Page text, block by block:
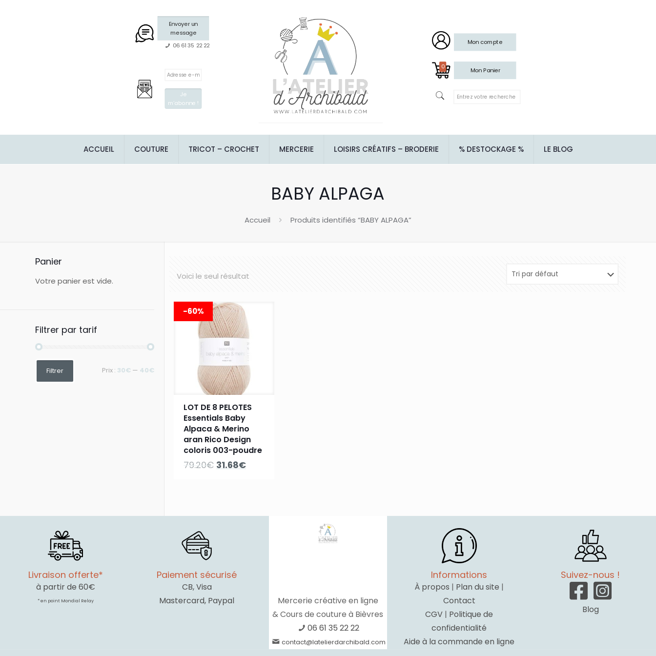
Envoyer un
message
06 61 35 22 22
Mon compte
0 Mon Panier
ACCUEIL COUTURE TRICOT – CROCHET MERCERIE LOISIRS CRÉATIFS – BRODERIE % DESTOCKAGE % LE BLOG
BABY ALPAGA
Accueil Produits identifiés “BABY ALPAGA”
Voici le seul résultat
-60%
LOT DE 8 PELOTES
Essentials Baby
Alpaca & Merino
aran Rico Design
coloris 003-poudre
79.20€ Le
79.20€.
31.68€Le
31.68€.
Panier
Votre panier est vide.
Filtrer par tarif
Filtrer Prix : 30€ — 40€
Livraison offerte*
à partir de 60€
* en point Mondial Relay
Paiement sécurisé
CB, Visa
Mastercard, Paypal
Mercerie créative en ligne
& Cours de couture à Bièvres
06 61 35 22 22
contact@latelierdarchibald.com
Informations
À propos | Plan du site |
Contact
CGV | Politique de
confidentialité
Aide à la commande en ligne
Suivez-nous !
Blog